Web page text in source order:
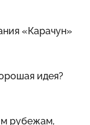
«Карачун»
идея?
рубежам,